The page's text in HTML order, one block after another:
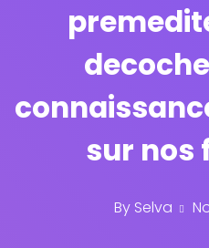
sur nos
By Selva